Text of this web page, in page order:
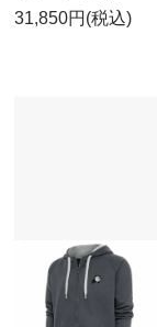
31,850円(税込)